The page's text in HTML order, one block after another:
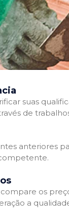
suas
de
anteriores
os
a